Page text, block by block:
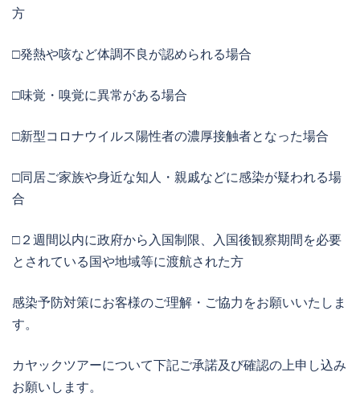
方
□発熱や咳など体調不良が認められる場合
□味覚・嗅覚に異常がある場合
□新型コロナウイルス陽性者の濃厚接触者となった場合
□同居ご家族や身近な知人・親戚などに感染が疑われる場
合
□２週間以内に政府から入国制限、入国後観察期間を必要
とされている国や地域等に渡航された方
感染予防対策にお客様のご理解・ご協力をお願いいたしま
す。
カヤックツアーについて下記ご承諾及び確認の上申し込み
お願いします。